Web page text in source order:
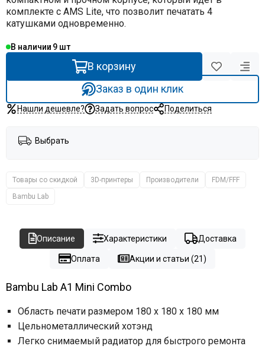
комплекте с AMS Lite, что позволит печатать 4
катушками одновременно.
В наличии 9
В корзину
Заказ в один клик
Нашли дешевле? Задать вопрос Поделиться
Выбрать
Товары со скидкой 3D-принтеры Производители
FDM/FFF
Bambu Lab
Описание Характеристики Доставка
Оплата Акции и статьи (21)
Bambu Lab A1 Mini Combo
Область печати размером 180 х 180 х 180 мм
Цельнометаллический хотэнд
Легко снимаемый радиатор для быстрого ремонта